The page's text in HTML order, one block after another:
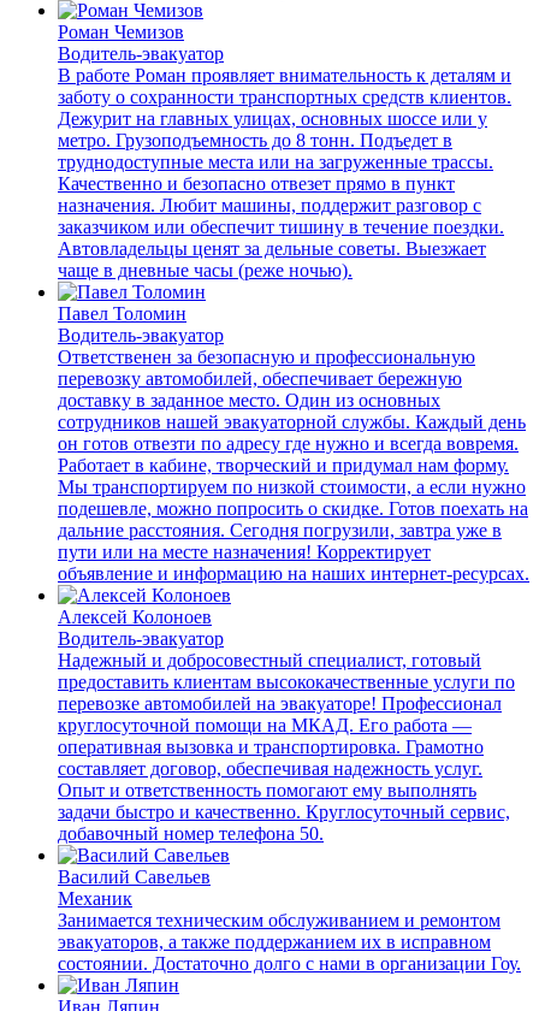
Роман Чемизов
Водитель-эвакуатор
В работе Роман проявляет внимательность к деталям и
заботу о сохранности транспортных средств клиентов.
Дежурит на главных улицах, основных шоссе или у
метро. Грузоподъемность до 8 тонн. Подъедет в
труднодоступные места или на загруженные трассы.
Качественно и безопасно отвезет прямо в пункт
назначения. Любит машины, поддержит разговор с
заказчиком или обеспечит тишину в течение поездки.
Автовладельцы ценят за дельные советы. Выезжает
чаще в дневные часы (реже ночью).
Павел Толомин
Водитель-эвакуатор
Ответственен за безопасную и профессиональную
перевозку автомобилей, обеспечивает бережную
доставку в заданное место. Один из основных
сотрудников нашей эвакуаторной службы. Каждый день
он готов отвезти по адресу где нужно и всегда вовремя.
Работает в кабине, творческий и придумал нам форму.
Мы транспортируем по низкой стоимости, а если нужно
подешевле, можно попросить о скидке. Готов поехать на
дальние расстояния. Сегодня погрузили, завтра уже в
пути или на месте назначения! Корректирует
объявление и информацию на наших интернет-ресурсах.
Алексей Колоноев
Водитель-эвакуатор
Надежный и добросовестный специалист, готовый
предоставить клиентам высококачественные услуги по
перевозке автомобилей на эвакуаторе! Профессионал
круглосуточной помощи на МКАД. Его работа —
оперативная вызовка и транспортировка. Грамотно
составляет договор, обеспечивая надежность услуг.
Опыт и ответственность помогают ему выполнять
задачи быстро и качественно. Круглосуточный сервис,
добавочный номер телефона 50.
Василий Савельев
Механик
Занимается техническим обслуживанием и ремонтом
эвакуаторов, а также поддержанием их в исправном
состоянии. Достаточно долго с нами в организации Гоу.
Иван Ляпин